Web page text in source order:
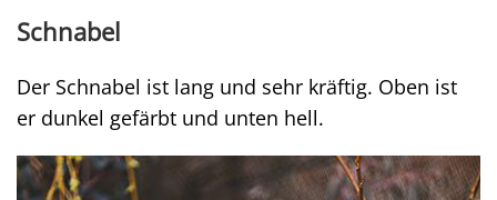
Schnabel
Der Schnabel ist lang und sehr kräftig. Oben ist
er dunkel gefärbt und unten hell.